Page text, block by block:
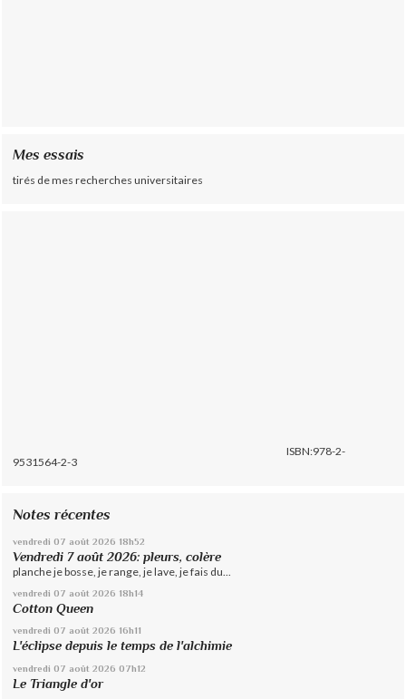
Mes essais
tirés de mes recherches universitaires
ISBN:978-2-
9531564-2-3
Notes récentes
vendredi 07 août 2026 18h52
Vendredi 7 août 2026: pleurs, colère
planche je bosse, je range, je lave, je fais du...
vendredi 07 août 2026 18h14
Cotton Queen
vendredi 07 août 2026 16h11
L'éclipse depuis le temps de l'alchimie
vendredi 07 août 2026 07h12
Le Triangle d'or